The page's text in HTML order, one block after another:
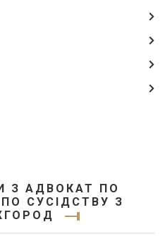
З АДВОКАТ ПО
СУСІДСТВУ З